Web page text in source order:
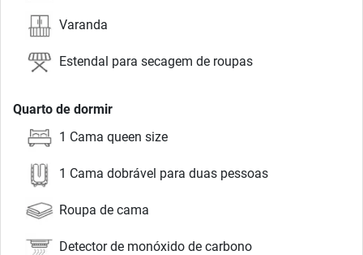
Varanda
Estendal para secagem de roupas
Quarto de dormir
1 Cama queen size
1 Cama dobrável para duas pessoas
Roupa de cama
Detector de monóxido de carbono